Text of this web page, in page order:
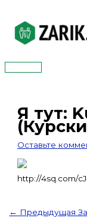
содержимому
Главное
Я тут:
Оставьте
http://4sq.com/
← Предыдущая